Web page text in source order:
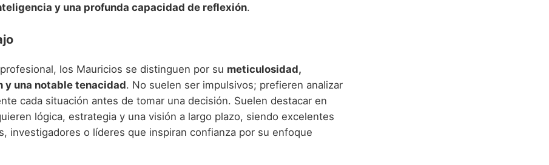
y una profunda capacidad de reflexión.
los Mauricios se distinguen por su meticulosidad,
y una notable tenacidad. No suelen ser impulsivos; prefieren analizar
cada situación antes de tomar una decisión. Suelen destacar en
lógica, estrategia y una visión a largo plazo, siendo excelentes
investigadores o líderes que inspiran confianza por su enfoque